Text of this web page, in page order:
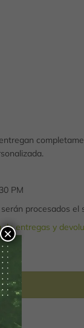
PM
procesados el
de entregas y
×